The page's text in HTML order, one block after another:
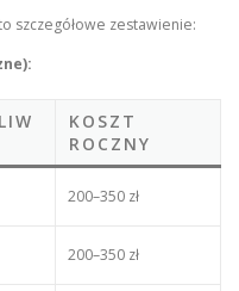
szczegółowe zestawienie:
KOSZT
ROCZNY
200–350 zł
200–350 zł